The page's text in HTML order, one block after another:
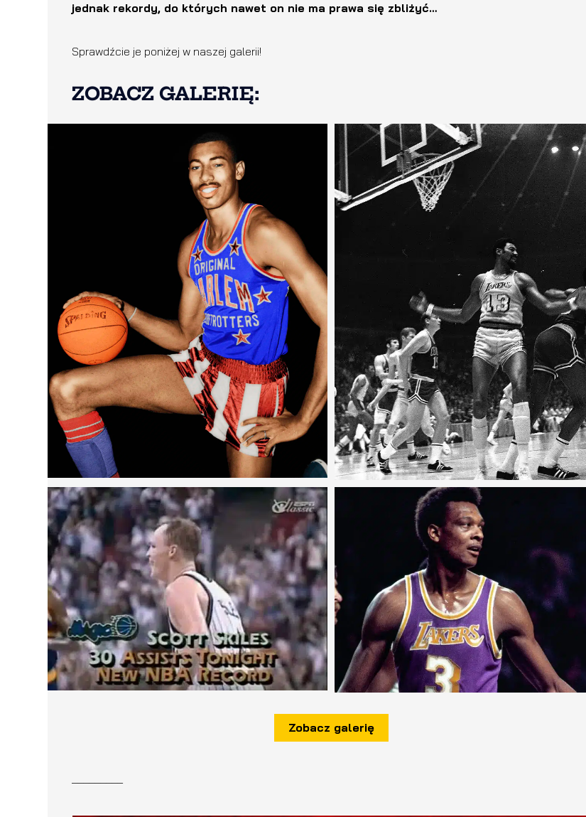
jednak rekordy, do których nawet on nie ma prawa się zbliżyć…
Sprawdźcie je poniżej w naszej galerii!
ZOBACZ GALERIĘ:
Zobacz galerię